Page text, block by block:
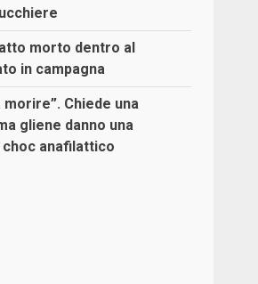
morto dentro al
in campagna
Chiede una
gliene danno una
choc anafilattico